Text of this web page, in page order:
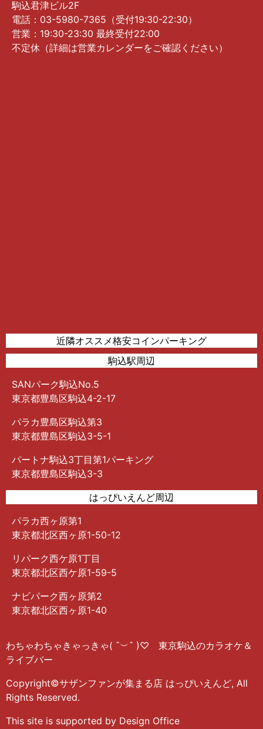
駒込君津ビル2F
電話：03-5980-7365（受付19:30-22:30）
営業：19:30-23:30 最終受付22:00
不定休（詳細は営業カレンダーをご確認ください）
近隣オススメ格安コインパーキング
駒込駅周辺
SANパーク駒込No.5
東京都豊島区駒込4-2-17
パラカ豊島区駒込第3
東京都豊島区駒込3-5-1
パートナ駒込3丁目第1パーキング
東京都豊島区駒込3-3
はっぴいえんど周辺
パラカ西ヶ原第1
東京都北区西ヶ原1-50-12
リパーク西ケ原1丁目
東京都北区西ケ原1-59-5
ナビパーク西ヶ原第2
東京都北区西ヶ原1-40
わちゃわちゃきゃっきゃ( ˆ︶ˆ )♡ 東京駒込のカラオケ＆
ライブバー
Copyright©サザンファンが集まる店 はっぴいえんど, All
Rights Reserved.
This site is supported by Design Office